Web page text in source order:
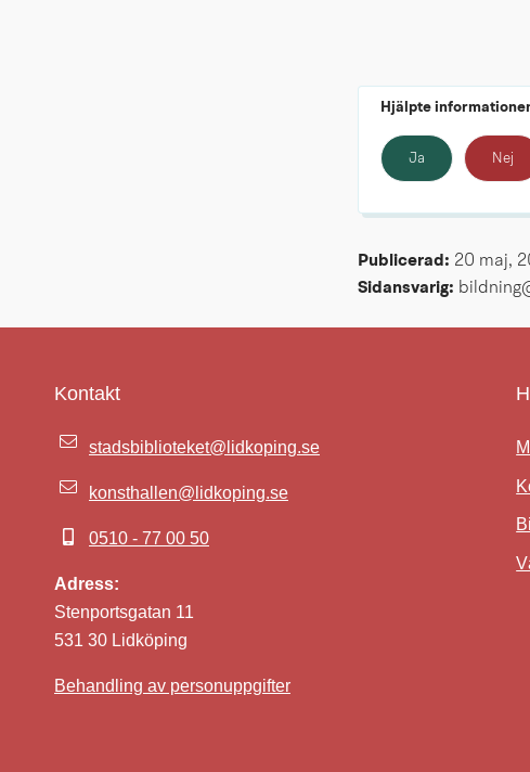
Hjälpte
Ja Nej
Publicerad: 20 maj,
Sidansvarig:
Kontakt
stadsbiblioteket@lidkoping.se
konsthallen@lidkoping.se
0510 - 77 00 50
Adress:
Stenportsgatan 11
531 30 Lidköping
Behandling av personuppgifter